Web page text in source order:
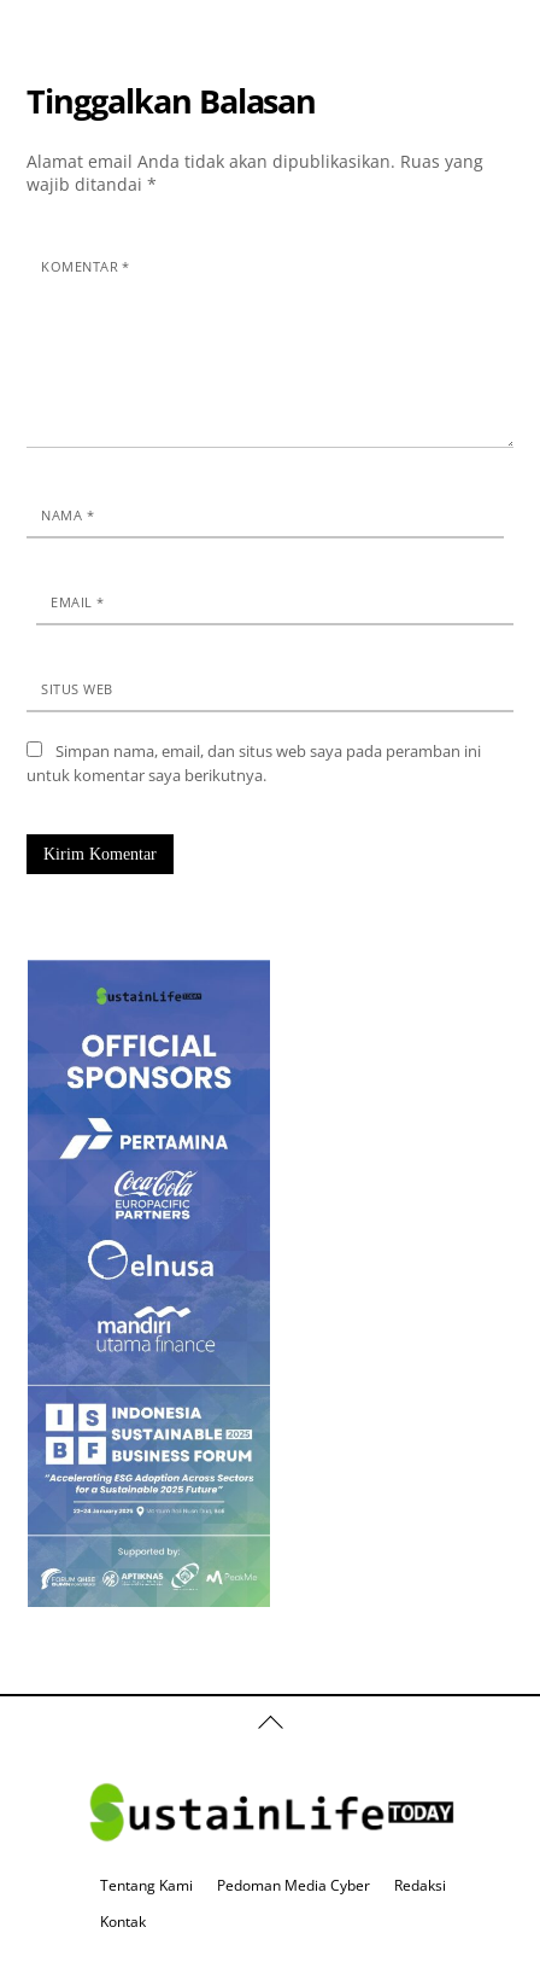
Tinggalkan Balasan
Alamat email Anda tidak akan dipublikasikan. Ruas yang
wajib ditandai*
KOMENTAR*
NAMA *
EMAIL*
SITUS WEB
Simpan nama, email, dan situs web saya pada peramban ini
untuk komentar saya berikutnya.
Back
To
Tentang Kami Pedoman Media Cyber
Redaksi
Kontak